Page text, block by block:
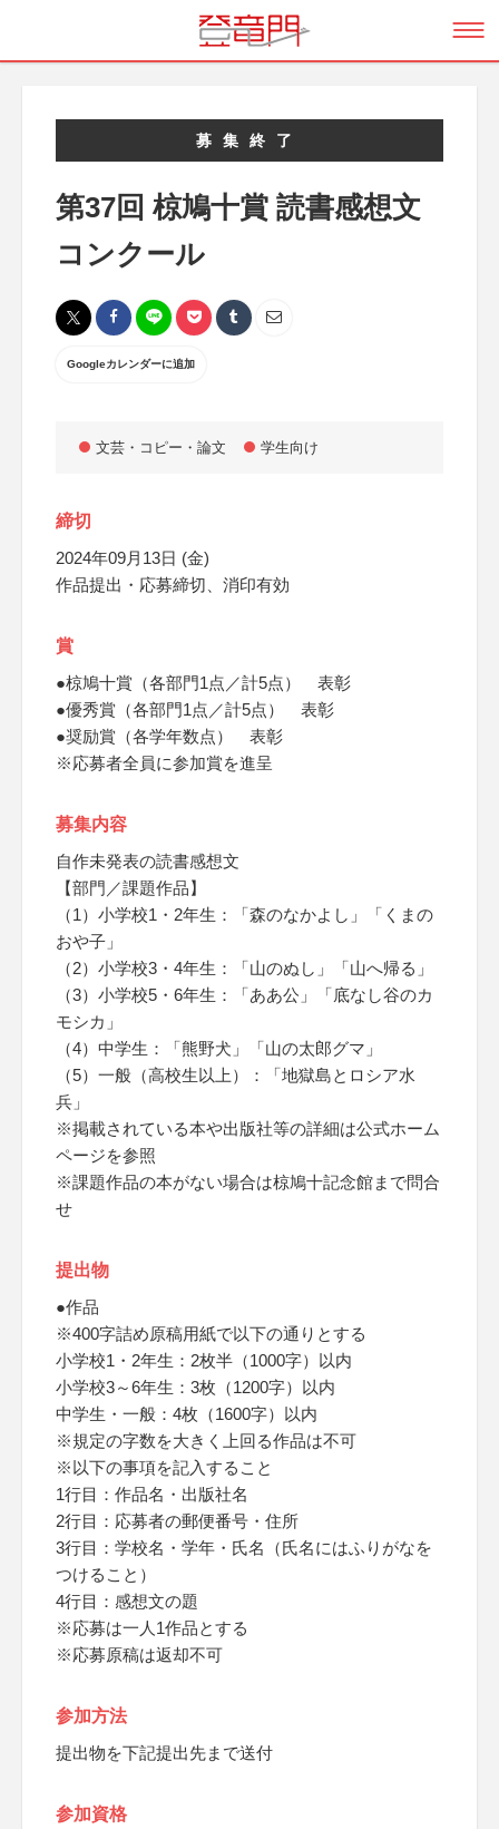
募集終了
第37回 椋鳩十賞 読書感想文
コンクール
Googleカレンダーに追加
文芸・コピー・論文 学生向け
締切
2024年09月13日 (金)
作品提出・応募締切、消印有効
賞
●椋鳩十賞（各部門1点／計5点） 表彰
●優秀賞（各部門1点／計5点） 表彰
●奨励賞（各学年数点） 表彰
※応募者全員に参加賞を進呈
募集内容
自作未発表の読書感想文
【部門／課題作品】
（1）小学校1・2年生：「森のなかよし」「くまの
おや子」
（2）小学校3・4年生：「山のぬし」「山へ帰る」
（3）小学校5・6年生：「ああ公」「底なし谷のカ
モシカ」
（4）中学生：「熊野犬」「山の太郎グマ」
（5）一般（高校生以上）：「地獄島とロシア水
兵」
※掲載されている本や出版社等の詳細は公式ホーム
ページを参照
※課題作品の本がない場合は椋鳩十記念館まで問合
せ
提出物
●作品
※400字詰め原稿用紙で以下の通りとする
小学校1・2年生：2枚半（1000字）以内
小学校3～6年生：3枚（1200字）以内
中学生・一般：4枚（1600字）以内
※規定の字数を大きく上回る作品は不可
※以下の事項を記入すること
1行目：作品名・出版社名
2行目：応募者の郵便番号・住所
3行目：学校名・学年・氏名（氏名にはふりがなを
つけること）
4行目：感想文の題
※応募は一人1作品とする
※応募原稿は返却不可
参加方法
提出物を下記提出先まで送付
参加資格